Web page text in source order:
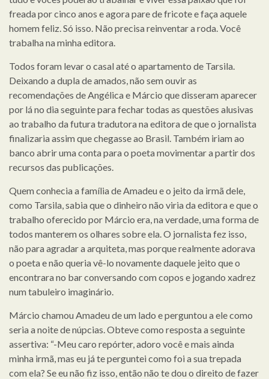
freada por cinco anos e agora pare de fricote e faça aquele
homem feliz. Só isso. Não precisa reinventar a roda. Você
trabalha na minha editora.
Todos foram levar o casal até o apartamento de Tarsila.
Deixando a dupla de amados, não sem ouvir as
recomendações de Angélica e Márcio que disseram aparecer
por lá no dia seguinte para fechar todas as questões alusivas
ao trabalho da futura tradutora na editora de que o jornalista
finalizaria assim que chegasse ao Brasil. Também iriam ao
banco abrir uma conta para o poeta movimentar a partir dos
recursos das publicações.
Quem conhecia a família de Amadeu e o jeito da irmã dele,
como Tarsila, sabia que o dinheiro não viria da editora e que o
trabalho oferecido por Márcio era, na verdade, uma forma de
todos manterem os olhares sobre ela. O jornalista fez isso,
não para agradar a arquiteta, mas porque realmente adorava
o poeta e não queria vê-lo novamente daquele jeito que o
encontrara no bar conversando com copos e jogando xadrez
num tabuleiro imaginário.
Márcio chamou Amadeu de um lado e perguntou a ele como
seria a noite de núpcias. Obteve como resposta a seguinte
assertiva: “-Meu caro repórter, adoro você e mais ainda
minha irmã, mas eu já te perguntei como foi a sua trepada
com ela? Se eu não fiz isso, então não te dou o direito de fazer